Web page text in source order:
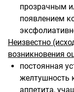
прозрачным
появлением
Неизвестно
возникновения
постоянная
желтушность
аппетита,